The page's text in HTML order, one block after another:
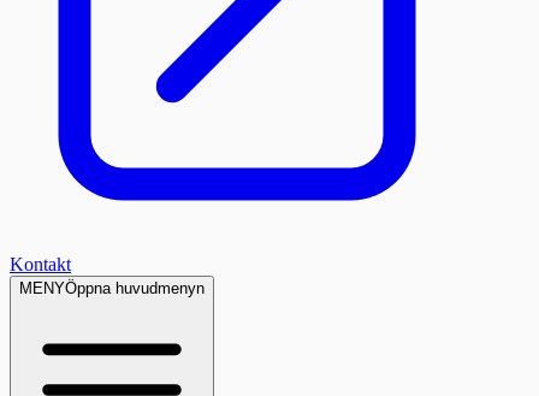
Kontakt
MENYÖppna huvudmenyn